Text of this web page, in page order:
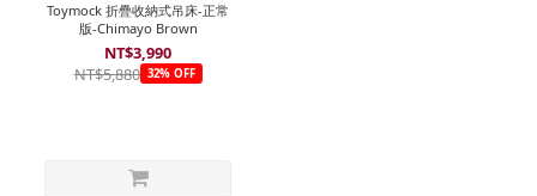
Toymock 折疊收納式吊床-正常
版-Chimayo Brown
NT$3,990
NT$5,880 32% OFF